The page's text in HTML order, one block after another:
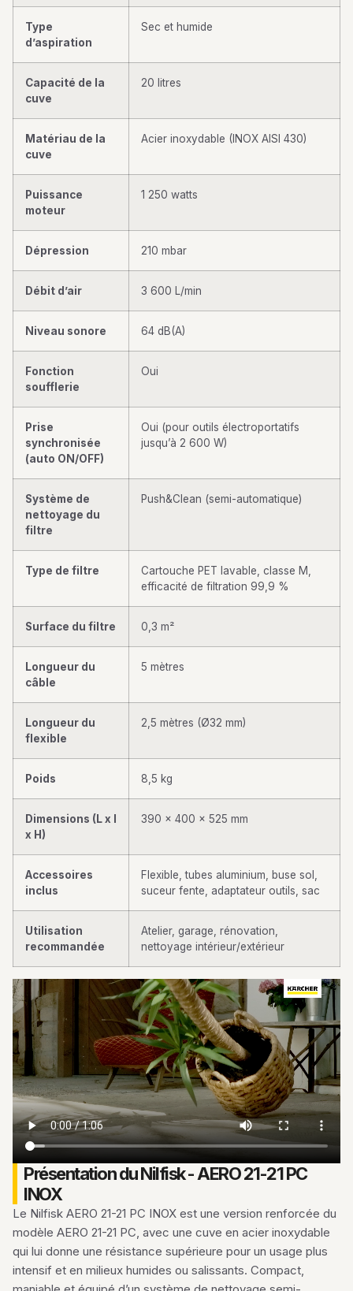
Type
d’aspiration
Sec et humide
Capacité de la
cuve
20 litres
Matériau de la
cuve
Acier inoxydable (INOX AISI 430)
Puissance
moteur
1 250 watts
Dépression 210 mbar
Débit d’air 3 600 L/min
Niveau sonore 64 dB(A)
Fonction
soufflerie
Oui
Prise
synchronisée
(auto ON/OFF)
Oui (pour outils électroportatifs
jusqu’à 2 600 W)
Système de
nettoyage du
filtre
Push&Clean (semi-automatique)
Type de filtre
Cartouche PET lavable, classe M,
efficacité de filtration 99,9 %
Surface du filtre 0,3 m²
Longueur du
câble
5 mètres
Longueur du
flexible
2,5 mètres (Ø32 mm)
Poids 8,5 kg
Dimensions (L x l
x H)
390 x 400 x 525 mm
Accessoires
inclus
Flexible, tubes aluminium, buse sol,
suceur fente, adaptateur outils, sac
Utilisation
recommandée
Atelier, garage, rénovation,
nettoyage intérieur/extérieur
Présentation du Nilfisk - AERO 21-21 PC
INOX
Le Nilfisk AERO 21-21 PC INOX est une version renforcée du
modèle AERO 21-21 PC, avec une cuve en acier inoxydable
qui lui donne une résistance supérieure pour un usage plus
intensif et en milieux humides ou salissants. Compact,